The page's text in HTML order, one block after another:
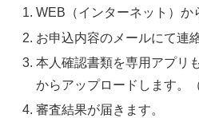
WEB（インターネット）か
お申込内容のメールにて連
本人確認書類を専用アプリ
からアップロードします。
審査結果が届きます。